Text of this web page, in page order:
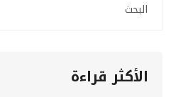
الأكثر قراءة